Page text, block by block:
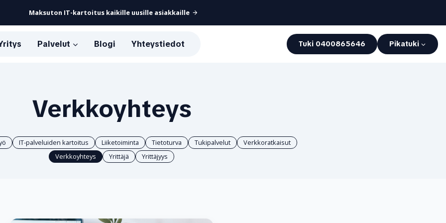
Maksuton IT-kartoitus kaikille uusille asiakkaille
Palvelut Blogi Yhteystiedot Tuki 0400865646 Pikatuki
Verkkoyhteys
IT-palveluiden kartoitus Liiketoiminta Tietoturva Tukipalvelut
Verkkoratkaisut
Verkkoyhteys
Yrittäjä Yrittäjyys